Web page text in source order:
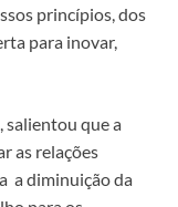
princípios, dos
para inovar,
salientou que a
as relações
a diminuição da